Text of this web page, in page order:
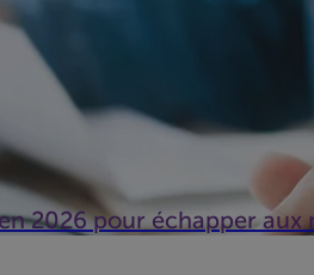
2026 pour échapper aux